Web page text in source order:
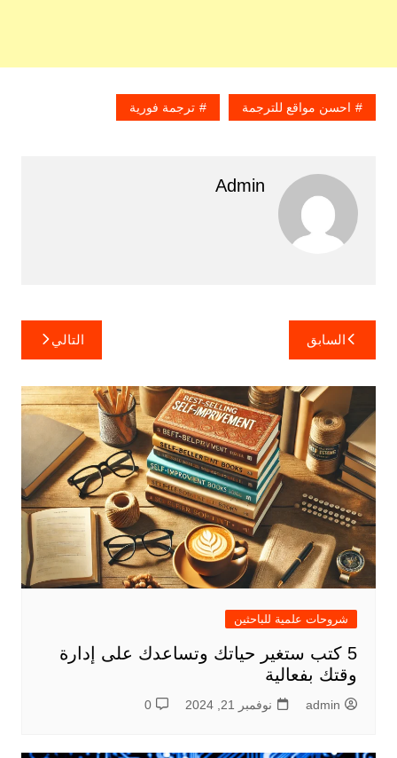
احسن مواقع للترجمة ترجمة فورية
Admin
تصفّح
المقالات
السابق التالي
شروحات علمية للباحثين
5 كتب ستغير حياتك وتساعدك على إدارة
وقتك بفعالية
admin نوفمبر 21, 2024 0